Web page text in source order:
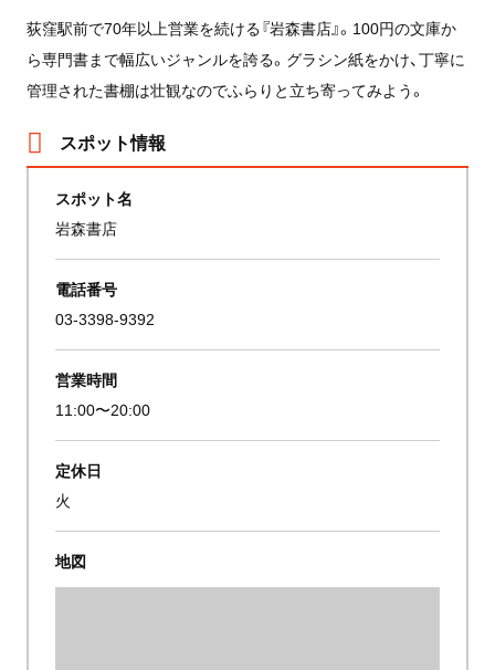
荻窪駅前で70年以上営業を続ける『岩森書店』。100円の文庫か
ら専門書まで幅広いジャンルを誇る。グラシン紙をかけ、丁寧に
管理された書棚は壮観なのでふらりと立ち寄ってみよう。
スポット情報
スポット名
岩森書店
電話番号
03-3398-9392
営業時間
11:00〜20:00
定休日
火
地図